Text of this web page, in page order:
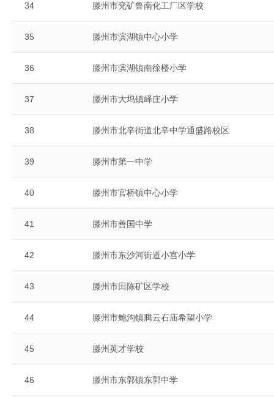
34 滕州市兖矿鲁南化工厂区学校
35 滕州市滨湖镇中心小学
36 滕州市滨湖镇南徐楼小学
37 滕州市大坞镇峄庄小学
38 滕州市北辛街道北辛中学通盛路校区
39 滕州市第一中学
40 滕州市官桥镇中心小学
41 滕州市善国中学
42 滕州市东沙河街道小宫小学
43 滕州市田陈矿区学校
44 滕州市鲍沟镇腾云石庙希望小学
45 滕州英才学校
46 滕州市东郭镇东郭中学